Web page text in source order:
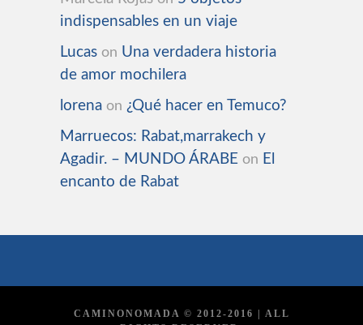
indispensables en un viaje
Lucas on Una verdadera historia
de amor mochilera
lorena on ¿Qué hacer en Temuco?
Marruecos: Rabat,marrakech y
Agadir. – MUNDO ÁRABE on El
encanto de Rabat
CAMINONOMADA © 2012-2016 | ALL